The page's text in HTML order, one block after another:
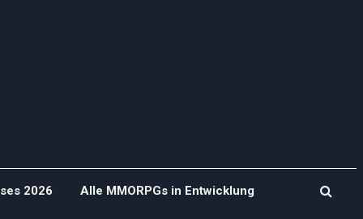
2026 Alle MMORPGs in Entwicklung